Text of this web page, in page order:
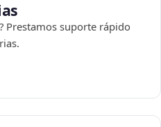
Prestamos suporte rápido